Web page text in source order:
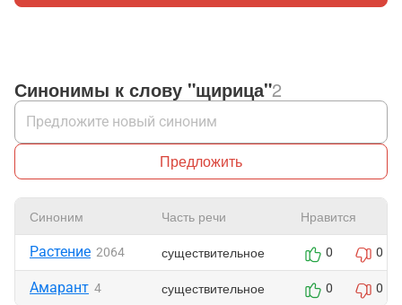
Синонимы к слову "щирица"2
Предложить
Синоним Часть речи Нравится
Растение 2064 существительное 0 0
Амарант 4 существительное 0 0